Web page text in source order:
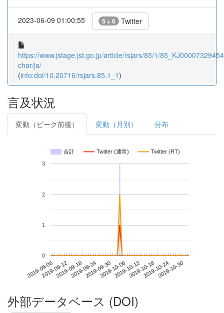
2023-06-09 01:00:55 5 + 6 Twitter
https://www.jstage.jst.go.jp/article/rsjars/85/1/
char/ja/
(info:doi/10.20716/rsjars.85.1_1)
言及状況
変動（ピーク前後） 変動（月別） 分布
合計 Twitter (通常) Twitter (RT)
2019-09-062019-09-122019-09-182019-09-242019-09-302019-10-062019-10-122019-10-182019-10-242019-10-30
0
1
2
3
外部データベース (DOI)